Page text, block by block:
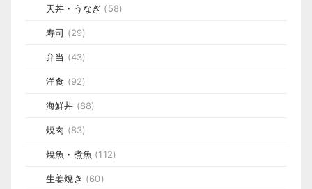
天丼・うなぎ (58)
寿司 (29)
弁当 (43)
洋食 (92)
海鮮丼 (88)
焼肉 (83)
焼魚・煮魚 (112)
生姜焼き (60)